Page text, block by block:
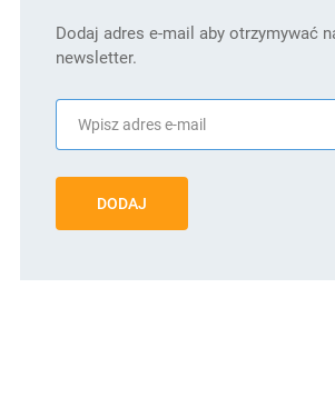
Dodaj adres e-mail aby otrzymywać
newsletter.
DODAJ